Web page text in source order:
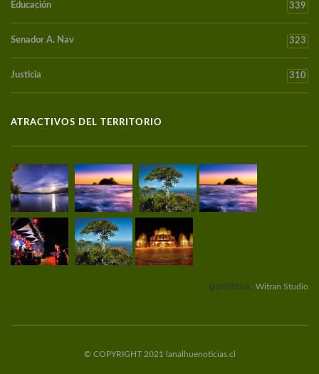
Educación 339
Senador A. Nav 323
Justicia 310
ATRACTIVOS DEL TERRITORIO
gentileza: Witran Studio
© COPYRIGHT 2021 lanalhuenoticias.cl